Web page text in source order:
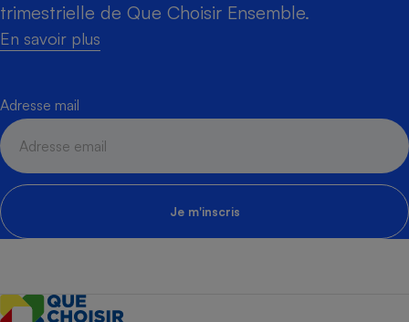
trimestrielle de Que Choisir Ensemble.
En savoir plus
Adresse mail
Je m'inscris